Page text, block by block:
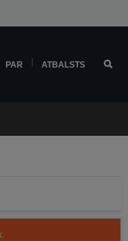
PAR ATBALSTS